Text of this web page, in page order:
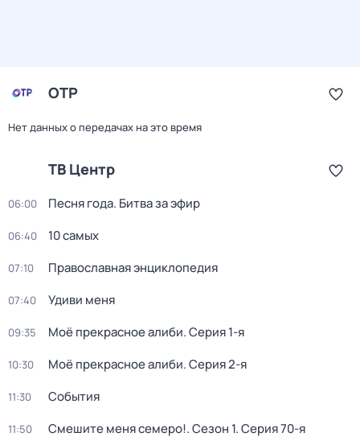
ОТР
Нет данных о передачах на это время
ТВ Центр
06:00 Песня года. Битва за эфир
06:40 10 самых
07:10 Православная энциклопедия
07:40 Удиви меня
09:35 Моё прекрасное алиби. Серия 1-я
10:30 Моё прекрасное алиби. Серия 2-я
11:30 События
11:50 Смешите меня семеро!. Сезон 1. Серия 70-я